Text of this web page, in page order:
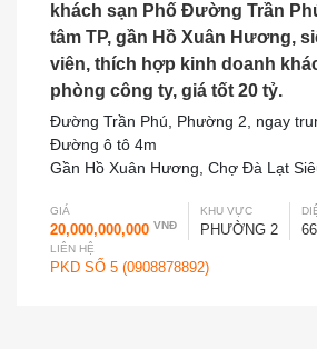
khách sạn Phố Đường Trần
tâm TP, gần Hồ Xuân Hương,
viên, thích hợp kinh doanh
phòng công ty, giá tốt 20 tỷ.
Đường Trần Phú, Phường 2, ngay
Đường ô tô 4m
Gần Hồ Xuân Hương, Chợ Đà Lạt
GIÁ
20,000,000,000 VNĐ
KHU VỰC
PHƯỜNG 2
LIÊN HỆ
PKD SỐ 5 (0908878892)